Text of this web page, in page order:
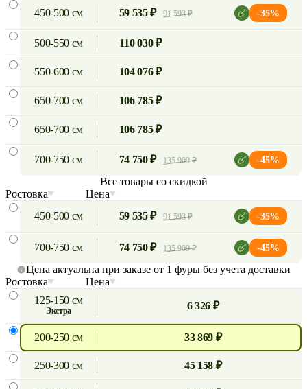
450-500 см 59 535 ₽ 91 593 ₽ -35%
500-550 см 110 030 ₽
550-600 см 104 076 ₽
650-700 см 106 785 ₽
650-700 см 106 785 ₽
700-750 см 74 750 ₽ 135 909 ₽ -45%
Все товары со скидкой
Ростовка
Цена
450-500 см
59 535 ₽ 91 593 ₽ -35%
700-750 см 74 750 ₽ 135 909 ₽ -45%
Цена актуальна при заказе от 1 фуры без учета доставки
Ростовка
Цена
125-150 см
экстра 6 326 ₽
200-250 см 33 869 ₽
250-300 см 45 158 ₽